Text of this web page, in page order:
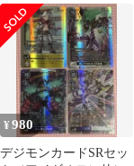
¥980
デジモンカードSRセッ